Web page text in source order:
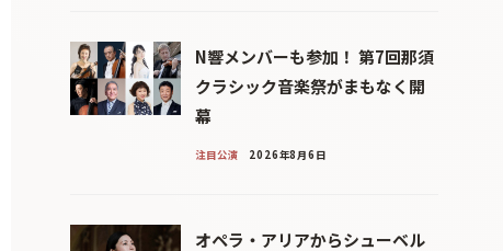
N響メンバーも参加！ 第7回那須
クラシック音楽祭がまもなく開
幕
注目公演 2026年8月6日
オペラ・アリアからシューベル